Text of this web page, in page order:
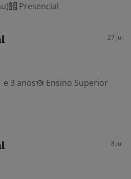
Presencial
27 jul
e 3 anos
Ensino Superior
8 jul